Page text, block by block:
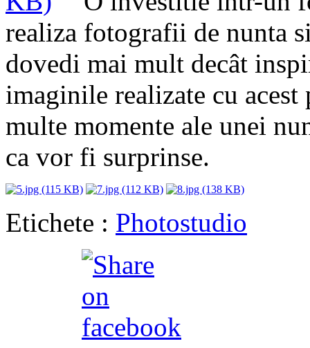
realiza fotografii de nunta
dovedi mai mult decât
imaginile realizate cu
multe momente ale unei
ca vor fi surprinse.
Etichete : Photostudio